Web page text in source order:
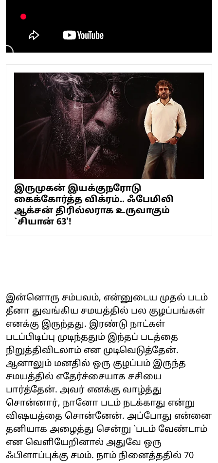
இருமுகன் இயக்குநரோடு
கைக்கோர்த்த விக்ரம்.. ஃபேமிலி
ஆக்சன் திரில்லராக உருவாகும்
`சியான் 63'!
இன்னொரு சம்பவம், என்னுடைய முதல் படம்
தீனா துவங்கிய சமயத்தில் பல குழப்பங்கள்
எனக்கு இருந்தது. இரண்டு நாட்கள்
படப்பிடிப்பு முடிந்ததும் இந்தப் படத்தை
நிறுத்திவிடலாம் என முடிவெடுத்தேன்.
ஆனாலும் மனதில் ஒரு குழப்பம் இருந்த
சமயத்தில் எதேர்ச்சையாக சசியை
பார்த்தேன். அவர் எனக்கு வாழ்த்து
சொன்னார், நானோ படம் நடக்காது என்று
விஷயத்தை சொன்னேன். அப்போது என்னை
தனியாக அழைத்து சென்று `படம் வேண்டாம்
என வெளியேறினால் அதுவே ஒரு
ஃபிளாப்புக்கு சமம். நாம் நினைத்ததில் 70